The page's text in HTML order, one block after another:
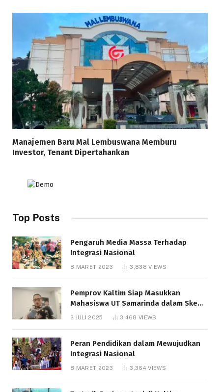
Manajemen Baru Mal Lembuswana Memburu
Investor, Tenant Dipertahankan
Top Posts
Pengaruh Media Massa Terhadap
Integrasi Nasional
8 MARET 2023 3,838VIEWS
Pemprov Kaltim Siap Masukkan
Mahasiswa UT Samarinda dalam Skema
Bantuan Pendidikan Gratispol
2 JULI 2025 3,468 VIEWS
Peran Pendidikan dalam Mewujudkan
Integrasi Nasional
8 MARET 2023 3,364VIEWS